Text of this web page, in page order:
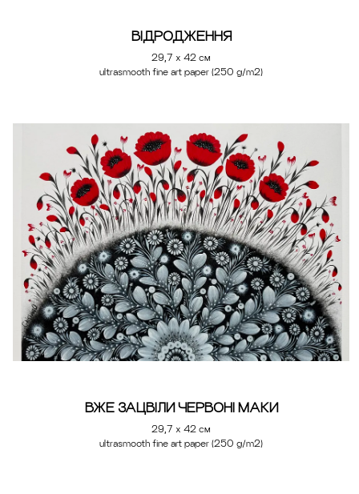
ВІДРОДЖЕННЯ
29,7 х 42 см
ultrasmooth fine art paper (250 g/m2)
ВЖЕ ЗАЦВІЛИ ЧЕРВОНІ МАКИ
29,7 х 42 см
ultrasmooth fine art paper (250 g/m2)